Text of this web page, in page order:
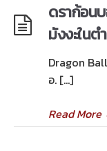
ดราก้อน
มังงะในต
Dragon
อ. […]
Read More